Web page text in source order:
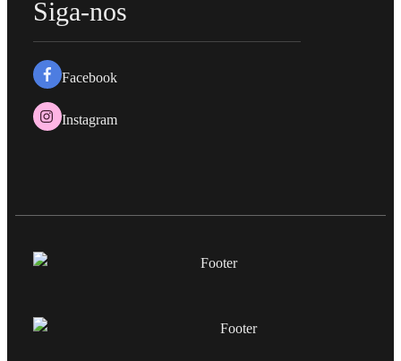
Siga-nos
Facebook
Instagram